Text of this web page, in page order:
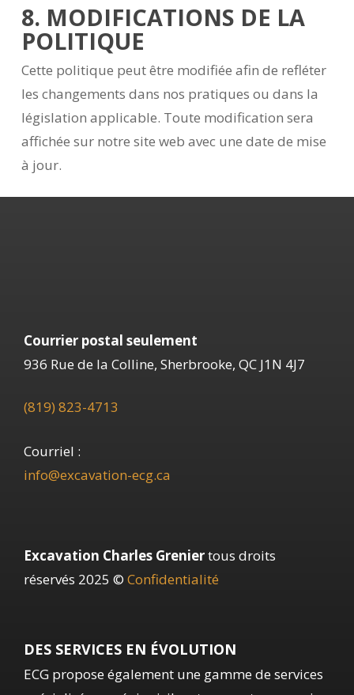
8. MODIFICATIONS DE LA
POLITIQUE
Cette politique peut être modifiée afin de refléter
les changements dans nos pratiques ou dans la
législation applicable. Toute modification sera
affichée sur notre site web avec une date de mise
à jour.
Courrier postal seulement
936 Rue de la Colline, Sherbrooke, QC J1N 4J7
(819) 823-4713
Courriel :
info@excavation-ecg.ca
Excavation Charles Greniertous droits
réservés 2025 ©Confidentialité
DES SERVICES EN ÉVOLUTION
ECG propose également une gamme de services